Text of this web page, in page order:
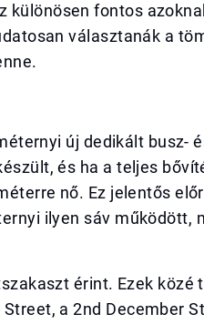
különösen fontos
választanák a
új dedikált busz-
és ha a teljes
nő. Ez jelentős
ilyen sáv működött,
érint. Ezek közé
a 2nd December